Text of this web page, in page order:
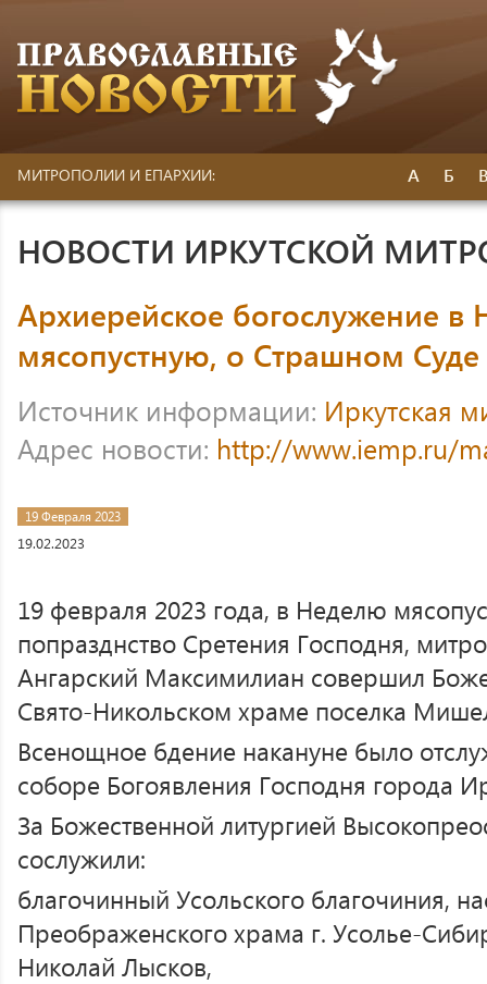
МИТРОПОЛИИ И ЕПАРХИИ: А Б
НОВОСТИ ИРКУТСКОЙ
Архиерейское богослужение в
мясопустную, о Страшном Суде
Источник информации: Иркутская
Адрес новости: http://www.iemp.ru/
19 Февраля 2023
19.02.2023
19 февраля 2023 года, в Неделю
попразднство Сретения Господня,
Ангарский Максимилиан совершил
Свято-Никольском храме поселка
Всенощное бдение накануне было
соборе Богоявления Господня города
За Божественной литургией
сослужили:
благочинный Усольского благочиния,
Преображенского храма г. Усолье-
Николай Лысков,